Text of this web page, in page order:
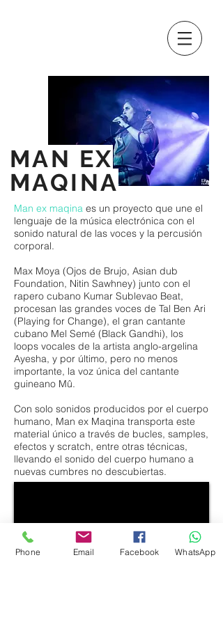
MAN EX
MAQINA
Man ex maqina es un proyecto que une el
lenguaje de la música electrónica con el
sonido natural de las voces y la percusión
corporal.
Max Moya (Ojos de Brujo, Asian dub
Foundation, Nitin Sawhney) junto con el
rapero cubano Kumar Sublevao Beat,
procesan las grandes voces de Tal Ben Ari
(Playing for Change), el gran cantante
cubano Mel Semé (Black Gandhi), los
loops vocales de la artista anglo-argelina
Ayesha, y por último, pero no menos
importante, la voz única del cantante
guineano Mû.
Con solo sonidos producidos por el cuerpo
humano, Man ex Maqina transporta este
material único a través de bucles, samples,
efectos y scratch, entre otras técnicas,
llevando el sonido del cuerpo humano a
nuevas cumbres no descubiertas.
Phone Email Facebook WhatsApp